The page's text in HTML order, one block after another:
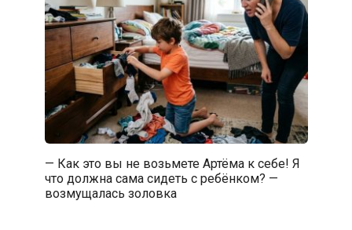
— Как это вы не возьмете Артёма к себе! Я
что должна сама сидеть с ребёнком? —
возмущалась золовка